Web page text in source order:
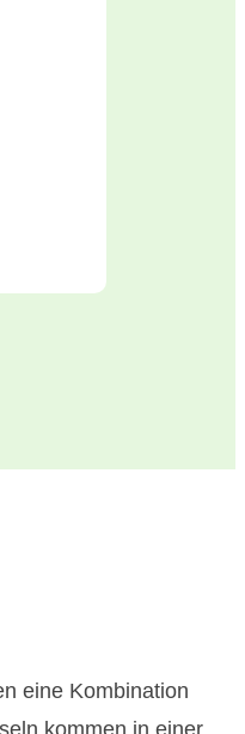
eine Kombination
kommen in einer